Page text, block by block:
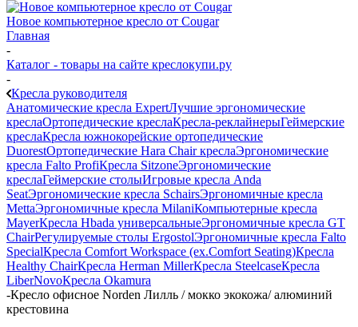
Новое компьютерное кресло от Cougar
Главная
-
Каталог - товары на сайте креслокупи.ру
-
Кресла руководителя
Анатомические кресла ExpertЛучшие эргономические
креслаОртопедические креслаКресла-реклайнерыГеймерские
креслаКресла южнокорейские ортопедические
DuorestОртопедические Hara Chair креслаЭргономические
кресла Falto ProfiКресла SitzoneЭргономические
креслаГеймерские столыИгровые кресла Anda
SeatЭргономические кресла SchairsЭргономичные кресла
MettaЭргономичные кресла MilaniКомпьютерные кресла
MayerКресла Hbada универсальныеЭргономичные кресла GT
ChairРегулируемые столы ErgostolЭргономичные кресла Falto
SpecialКресла Comfort Workspace (ex.Comfort Seating)Кресла
Healthy ChairКресла Herman MillerКресла SteelcaseКресла
LiberNovoКресла Okamura
-Кресло офисное Norden Лилль / мокко экокожа/ алюминий
крестовина